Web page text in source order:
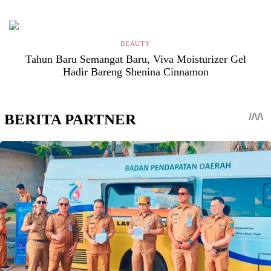
BEAUTY
Tahun Baru Semangat Baru, Viva Moisturizer Gel
Hadir Bareng Shenina Cinnamon